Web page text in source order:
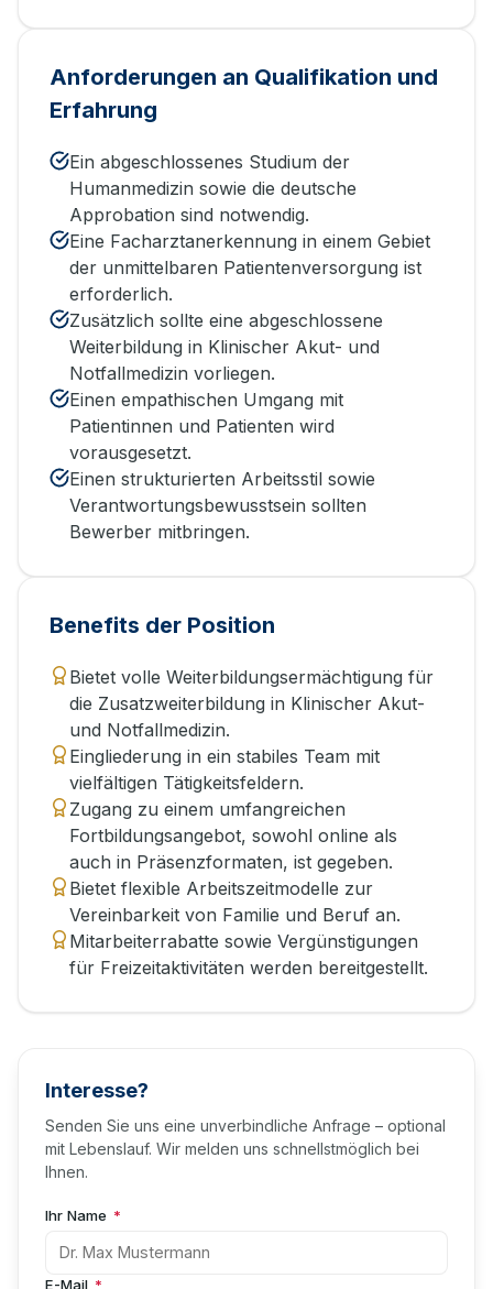
Anforderungen an Qualifikation und
Erfahrung
Ein abgeschlossenes Studium der
Humanmedizin sowie die deutsche
Approbation sind notwendig.
Eine Facharztanerkennung in einem Gebiet
der unmittelbaren Patientenversorgung ist
erforderlich.
Zusätzlich sollte eine abgeschlossene
Weiterbildung in Klinischer Akut- und
Notfallmedizin vorliegen.
Einen empathischen Umgang mit
Patientinnen und Patienten wird
vorausgesetzt.
Einen strukturierten Arbeitsstil sowie
Verantwortungsbewusstsein sollten
Bewerber mitbringen.
Benefits der Position
Bietet volle Weiterbildungsermächtigung für
die Zusatzweiterbildung in Klinischer Akut-
und Notfallmedizin.
Eingliederung in ein stabiles Team mit
vielfältigen Tätigkeitsfeldern.
Zugang zu einem umfangreichen
Fortbildungsangebot, sowohl online als
auch in Präsenzformaten, ist gegeben.
Bietet flexible Arbeitszeitmodelle zur
Vereinbarkeit von Familie und Beruf an.
Mitarbeiterrabatte sowie Vergünstigungen
für Freizeitaktivitäten werden bereitgestellt.
Interesse?
Senden Sie uns eine unverbindliche Anfrage – optional
mit Lebenslauf. Wir melden uns schnellstmöglich bei
Ihnen.
Ihr Name *
E-Mail *